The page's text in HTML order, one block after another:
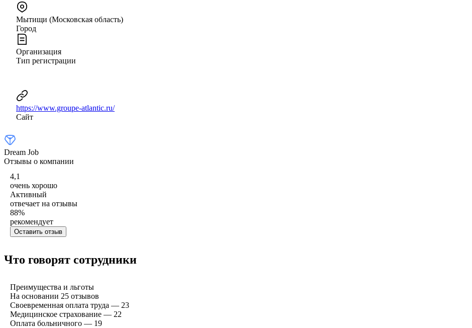
Мытищи (Московская область)
Город
Организация
Тип регистрации
https://www.groupe-atlantic.ru/
Сайт
Dream Job
Отзывы о компании
4,1
очень хорошо
Активный
отвечает на отзывы
88%
рекомендует
Оставить отзыв
Что говорят сотрудники
Преимущества и льготы
На основании 25 отзывов
Своевременная оплата труда — 23
Медицинское страхование — 22
Оплата больничного — 19